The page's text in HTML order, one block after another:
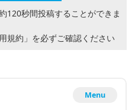
120秒間投稿することができま
規約」 を必ずご確認ください
Menu